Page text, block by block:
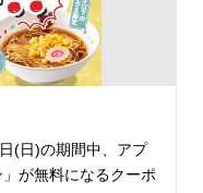
しみ方は自由自在で
が無料！※焼きめし
円割引券」もプレ
(日)の期間中、アプ
が無料になるクーポ